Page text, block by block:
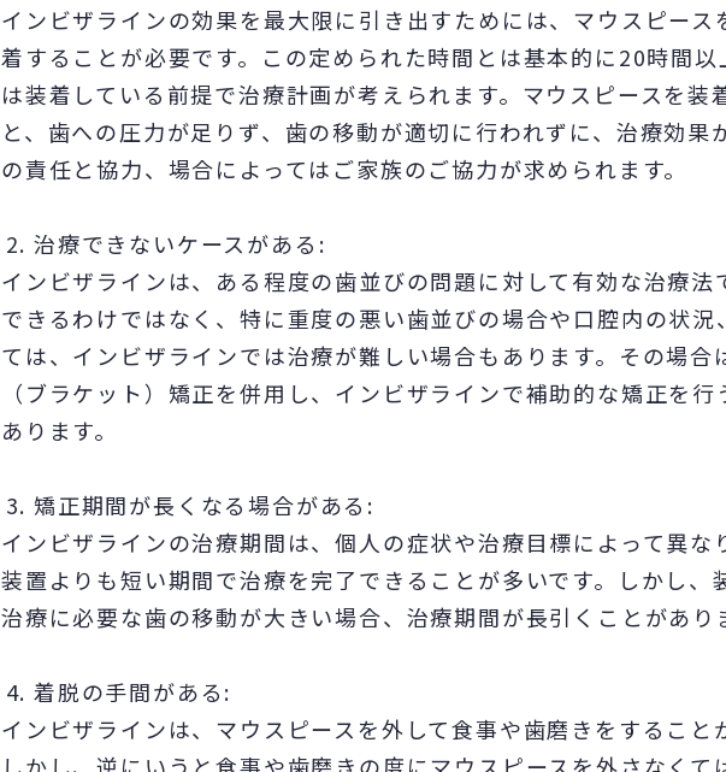
インビザラインの効果を最大限に引き出すためには、マウスピー
着することが必要です。この定められた時間とは基本的に20時間
は装着している前提で治療計画が考えられます。マウスピースを装
と、歯への圧力が足りず、歯の移動が適切に行われずに、治療効果
の責任と協力、場合によってはご家族のご協力が求められます。
治療できないケースがある:
インビザラインは、ある程度の歯並びの問題に対して有効な治療法
できるわけではなく、特に重度の悪い歯並びの場合や口腔内の状況
ては、インビザラインでは治療が難しい場合もあります。その場合
（ブラケット）矯正を併用し、インビザラインで補助的な矯正を
あります。
矯正期間が長くなる場合がある:
インビザラインの治療期間は、個人の症状や治療目標によって異
装置よりも短い期間で治療を完了できることが多いです。しかし、
治療に必要な歯の移動が大きい場合、治療期間が長引くことがあり
着脱の手間がある:
インビザラインは、マウスピースを外して食事や歯磨きをすること